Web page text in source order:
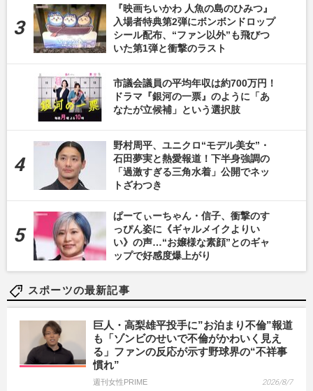
『映画ちいかわ 人魚の島のひみつ』
入場者特典第2弾にボンボンドロップ
シール配布、“ファン以外”も飛びつ
いた第1弾と衝撃のラスト
市議会議員の平均年収は約700万円！
ドラマ『銀河の一票』のように「あ
なたが立候補」という選択肢
野村周平、ユニクロ“モデル美女”・
石田夢実と熱愛報道！下半身強調の
「過激すぎる三角水着」公開でネッ
トざわつき
ぱーてぃーちゃん・信子、衝撃のす
っぴん姿に《ギャルメイクよりい
い》の声…“お嬢様な素顔”とのギャ
ップで好感度爆上がり
スポーツの最新記事
巨人・高梨雄平投手に”お泊まり不倫”報道
も「ゾンビのせいで不倫がかわいく見え
る」ファンの反応が示す野球界の“不祥事
慣れ”
週刊女性PRIME 2026/8/7